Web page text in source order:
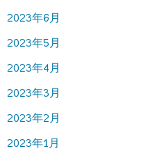
2023年6月
2023年5月
2023年4月
2023年3月
2023年2月
2023年1月